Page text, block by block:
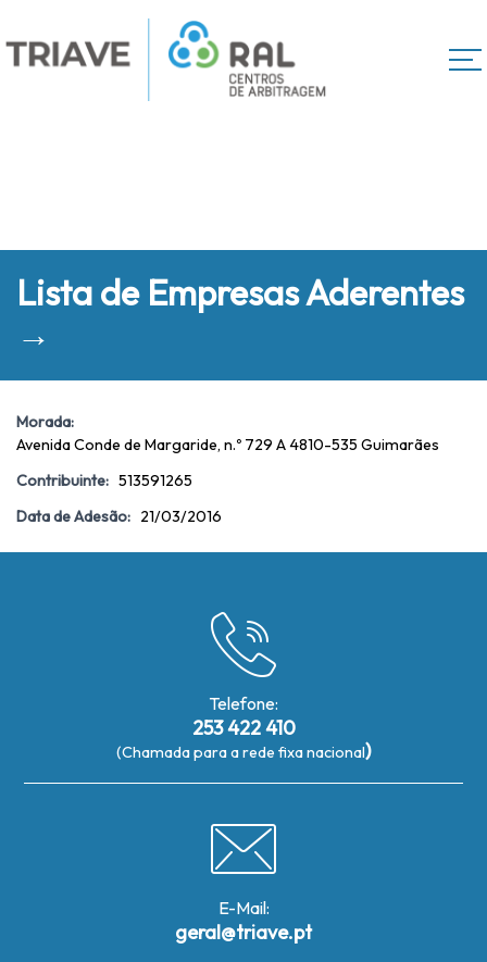
Lista de Empresas Aderentes
→
Morada:
Avenida Conde de Margaride, n.º 729 A 4810-535 Guimarães
Contribuinte: 513591265
Data de Adesão: 21/03/2016
Telefone:
253 422 410
(Chamada para a rede fixa nacional)
E-Mail:
geral@triave.pt